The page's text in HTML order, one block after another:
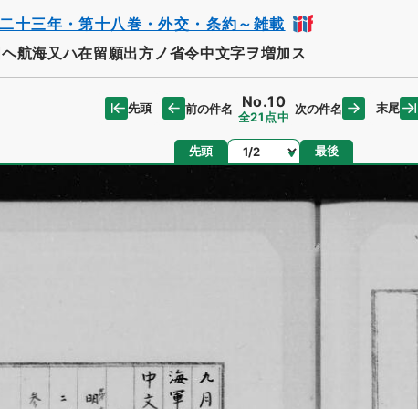
十三年・第十八巻・外交・条約～雑載
航海又ハ在留願出方ノ省令中文字ヲ増加ス
先頭 前の件名 No.10
全21点中
次の件名 末尾
先頭 ページ 最後